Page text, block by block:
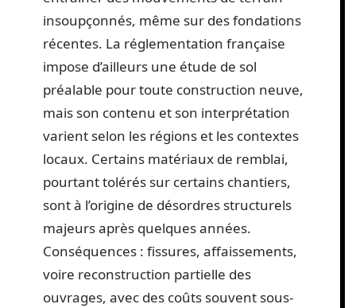
insoupçonnés, même sur des fondations
récentes. La réglementation française
impose d’ailleurs une étude de sol
préalable pour toute construction neuve,
mais son contenu et son interprétation
varient selon les régions et les contextes
locaux. Certains matériaux de remblai,
pourtant tolérés sur certains chantiers,
sont à l’origine de désordres structurels
majeurs après quelques années.
Conséquences : fissures, affaissements,
voire reconstruction partielle des
ouvrages, avec des coûts souvent sous-